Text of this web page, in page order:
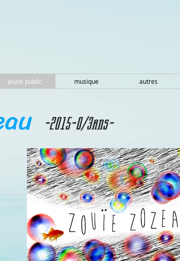
jeune public musique autres
-2015-0/3ans-